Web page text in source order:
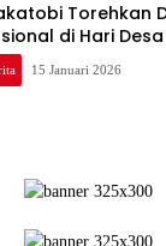
Torehkan
di Hari
15 Januari 2026